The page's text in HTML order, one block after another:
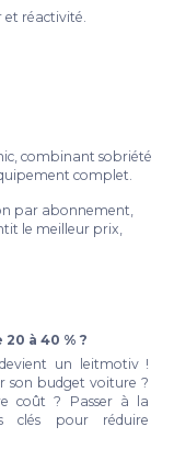
et réactivité.
combinant sobriété
complet.
par abonnement,
le meilleur prix,
à 40 % ?
un leitmotiv !
son budget voiture ?
coût ? Passer à la
clés pour réduire